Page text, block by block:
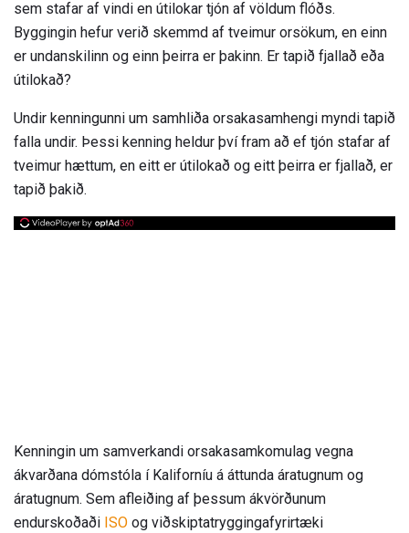
sem stafar af vindi en útilokar tjón af völdum flóðs.
Byggingin hefur verið skemmd af tveimur orsökum, en einn
er undanskilinn og einn þeirra er þakinn. Er tapið fjallað eða
útilokað?
Undir kenningunni um samhliða orsakasamhengi myndi tapið
falla undir. Þessi kenning heldur því fram að ef tjón stafar af
tveimur hættum, en eitt er útilokað og eitt þeirra er fjallað, er
tapið þakið.
Kenningin um samverkandi orsakasamkomulag vegna
ákvarðana dómstóla í Kaliforníu á áttunda áratugnum og
áratugnum. Sem afleiðing af þessum ákvörðunum
endurskoðaði ISO og viðskiptatryggingafyrirtæki